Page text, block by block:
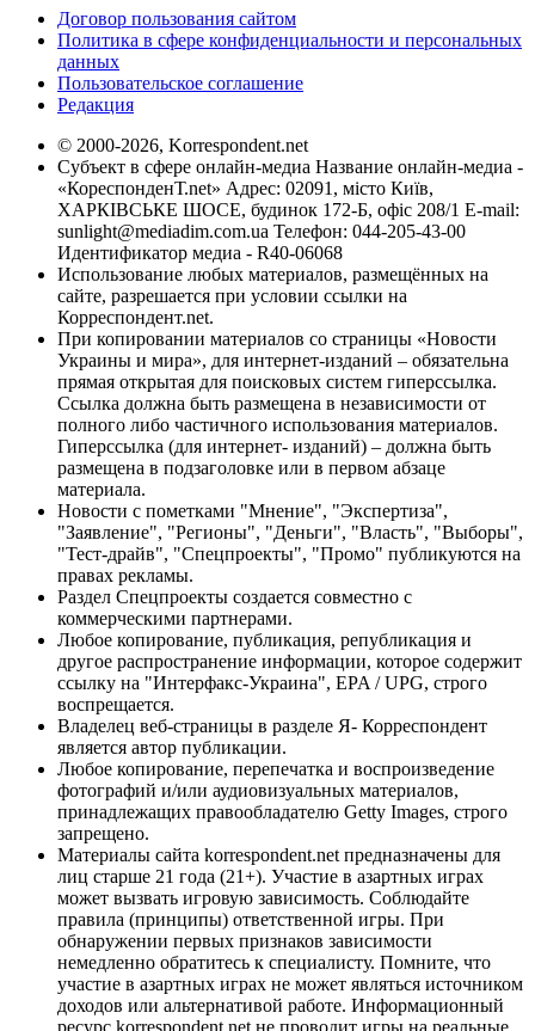
Договор пользования сайтом
Политика в сфере конфиденциальности и персональных
данных
Пользовательское соглашение
Редакция
© 2000-2026, Korrespondent.net
Субъект в сфере онлайн-медиа Название онлайн-медиа -
«КореспонденТ.net» Адрес: 02091, місто Київ,
ХАРКІВСЬКЕ ШОСЕ, будинок 172-Б, офіс 208/1 E-mail:
sunlight@mediadim.com.ua Телефон: 044-205-43-00
Идентификатор медиа - R40-06068
Использование любых материалов, размещённых на
сайте, разрешается при условии ссылки на
Корреспондент.net.
При копировании материалов со страницы «Новости
Украины и мира», для интернет-изданий – обязательна
прямая открытая для поисковых систем гиперссылка.
Ссылка должна быть размещена в независимости от
полного либо частичного использования материалов.
Гиперссылка (для интернет- изданий) – должна быть
размещена в подзаголовке или в первом абзаце
материала.
Новости с пометками "Мнение", "Экспертиза",
"Заявление", "Регионы", "Деньги", "Власть", "Выборы",
"Тест-драйв", "Спецпроекты", "Промо" публикуются на
правах рекламы.
Раздел Спецпроекты создается совместно с
коммерческими партнерами.
Любое копирование, публикация, републикация и
другое распространение информации, которое содержит
ссылку на "Интерфакс-Украина", EPA / UPG, строго
воспрещается.
Владелец веб-страницы в разделе Я- Корреспондент
является автор публикации.
Любое копирование, перепечатка и воспроизведение
фотографий и/или аудиовизуальных материалов,
принадлежащих правообладателю Getty Images, строго
запрещено.
Материалы сайта korrespondent.net предназначены для
лиц старше 21 года (21+). Участие в азартных играх
может вызвать игровую зависимость. Соблюдайте
правила (принципы) ответственной игры. При
обнаружении первых признаков зависимости
немедленно обратитесь к специалисту. Помните, что
участие в азартных играх не может являться источником
доходов или альтернативой работе. Информационный
ресурс korrespondent.net не проводит игры на реальные